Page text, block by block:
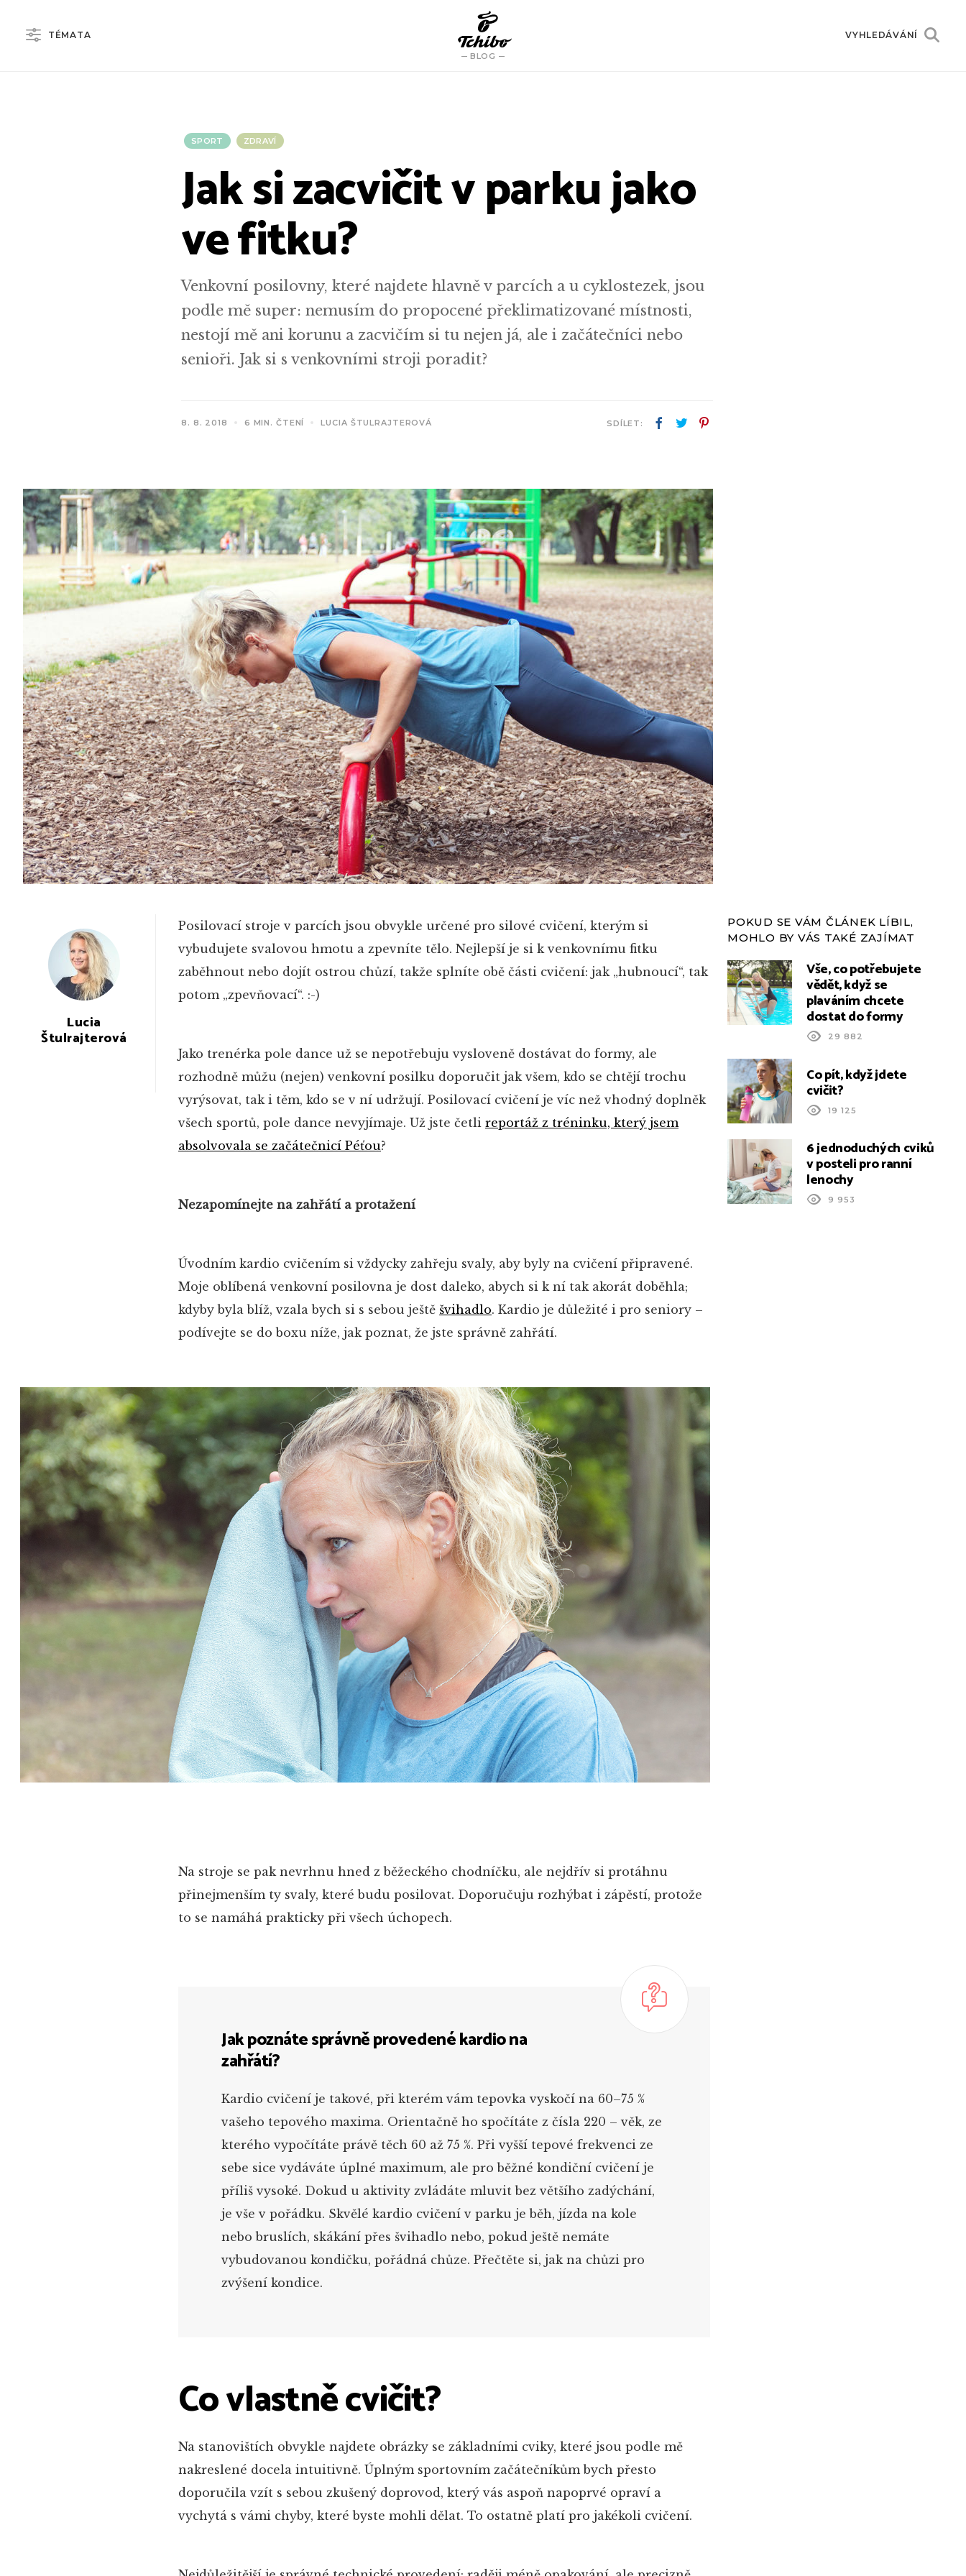
TÉMATA
BLOG
VYHLEDÁVÁNÍ
SPORT ZDRAVÍ
Jak si zacvičit v parku jako
ve fitku?
Venkovní posilovny, které najdete hlavně v parcích a u cyklostezek, jsou
podle mě super: nemusím do propocené překlimatizované místnosti,
nestojí mě ani korunu a zacvičím si tu nejen já, ale i začátečníci nebo
senioři. Jak si s venkovními stroji poradit?
8. 8. 2018 6 MIN. ČTENÍ LUCIA ŠTULRAJTEROVÁ SDÍLET:
Lucia
Štulrajterová
Posilovací stroje v parcích jsou obvykle určené pro silové cvičení, kterým si
vybudujete svalovou hmotu a zpevníte tělo. Nejlepší je si k venkovnímu fitku
zaběhnout nebo dojít ostrou chůzí, takže splníte obě části cvičení: jak „hubnoucí“, tak
potom „zpevňovací“. :-)
Jako trenérka pole dance už se nepotřebuju vysloveně dostávat do formy, ale
rozhodně můžu (nejen) venkovní posilku doporučit jak všem, kdo se chtějí trochu
vyrýsovat, tak i těm, kdo se v ní udržují. Posilovací cvičení je víc než vhodný doplněk
všech sportů, pole dance nevyjímaje. Už jste četli reportáž z tréninku, který jsem
absolvovala se začátečnicí Péťou?
Nezapomínejte na zahřátí a protažení
Úvodním kardio cvičením si vždycky zahřeju svaly, aby byly na cvičení připravené.
Moje oblíbená venkovní posilovna je dost daleko, abych si k ní tak akorát doběhla;
kdyby byla blíž, vzala bych si s sebou ještě švihadlo. Kardio je důležité i pro seniory –
podívejte se do boxu níže, jak poznat, že jste správně zahřátí.
Na stroje se pak nevrhnu hned z běžeckého chodníčku, ale nejdřív si protáhnu
přinejmenším ty svaly, které budu posilovat. Doporučuju rozhýbat i zápěstí, protože
to se namáhá prakticky při všech úchopech.
Jak poznáte správně provedené kardio na
zahřátí?
Kardio cvičení je takové, při kterém vám tepovka vyskočí na 60–75 %
vašeho tepového maxima. Orientačně ho spočítáte z čísla 220 – věk, ze
kterého vypočítáte právě těch 60 až 75 %. Při vyšší tepové frekvenci ze
sebe sice vydáváte úplné maximum, ale pro běžné kondiční cvičení je
příliš vysoké. Dokud u aktivity zvládáte mluvit bez většího zadýchání,
je vše v pořádku. Skvělé kardio cvičení v parku je běh, jízda na kole
nebo bruslích, skákání přes švihadlo nebo, pokud ještě nemáte
vybudovanou kondičku, pořádná chůze. Přečtěte si, jak na chůzi pro
zvýšení kondice.
Co vlastně cvičit?
Na stanovištích obvykle najdete obrázky se základními cviky, které jsou podle mě
nakreslené docela intuitivně. Úplným sportovním začátečníkům bych přesto
doporučila vzít s sebou zkušený doprovod, který vás aspoň napoprvé opraví a
vychytá s vámi chyby, které byste mohli dělat. To ostatně platí pro jakékoli cvičení.
POKUD SE VÁM ČLÁNEK LÍBIL,
MOHLO BY VÁS TAKÉ ZAJÍMAT
Vše, co potřebujete
vědět, když se
plaváním chcete
dostat do formy
29 882
Co pít, když jdete
cvičit?
19 125
6 jednoduchých cviků
v posteli pro ranní
lenochy
9 953